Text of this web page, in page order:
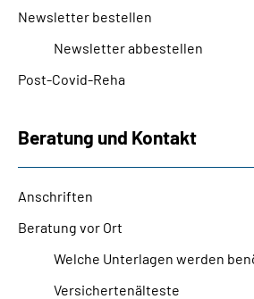
Inhalte in Gebärdensprache (DGS)
Suche
Newsletter bestellen
Newsletter abbestellen
Post-Covid-Reha
Beratung und Kontakt
Anschriften
Beratung vor Ort
Welche Unterlagen werden
Versichertenälteste